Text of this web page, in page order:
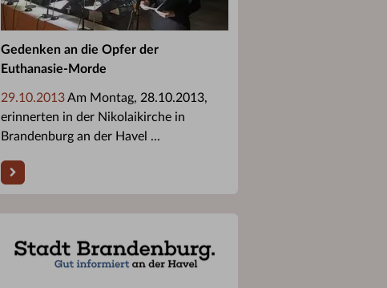
Gedenken an die Opfer der
Euthanasie-Morde
29.10.2013Am Montag, 28.10.2013,
erinnerten in der Nikolaikirche in
Brandenburg an der Havel ...